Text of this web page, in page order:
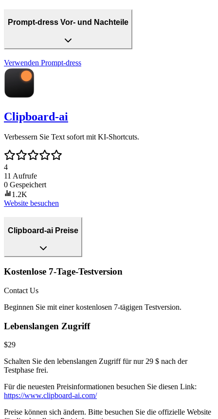
Prompt-dress Vor- und Nachteile
Verwenden Prompt-dress
Clipboard-ai
Verbessern Sie Text sofort mit KI-Shortcuts.
4
11 Aufrufe
0 Gespeichert
1.2K
Website besuchen
Clipboard-ai Preise
Kostenlose 7-Tage-Testversion
Contact Us
Beginnen Sie mit einer kostenlosen 7-tägigen Testversion.
Lebenslangen Zugriff
$29
Schalten Sie den lebenslangen Zugriff für nur 29 $ nach der
Testphase frei.
Für die neuesten Preisinformationen besuchen Sie diesen Link:
https://www.clipboard-ai.com/
Preise können sich ändern. Bitte besuchen Sie die offizielle Website